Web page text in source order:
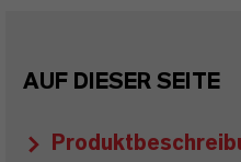
AUF DIESER SEITE